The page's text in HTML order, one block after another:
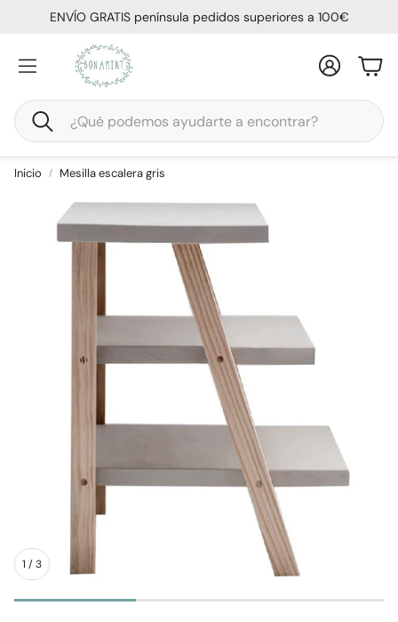
ENVÍO GRATIS península pedidos superiores a 100€
Buscar
Cuenta
Colchón Calma
Cama funcional casita
Inicio Mesilla escalera gris
1 /3